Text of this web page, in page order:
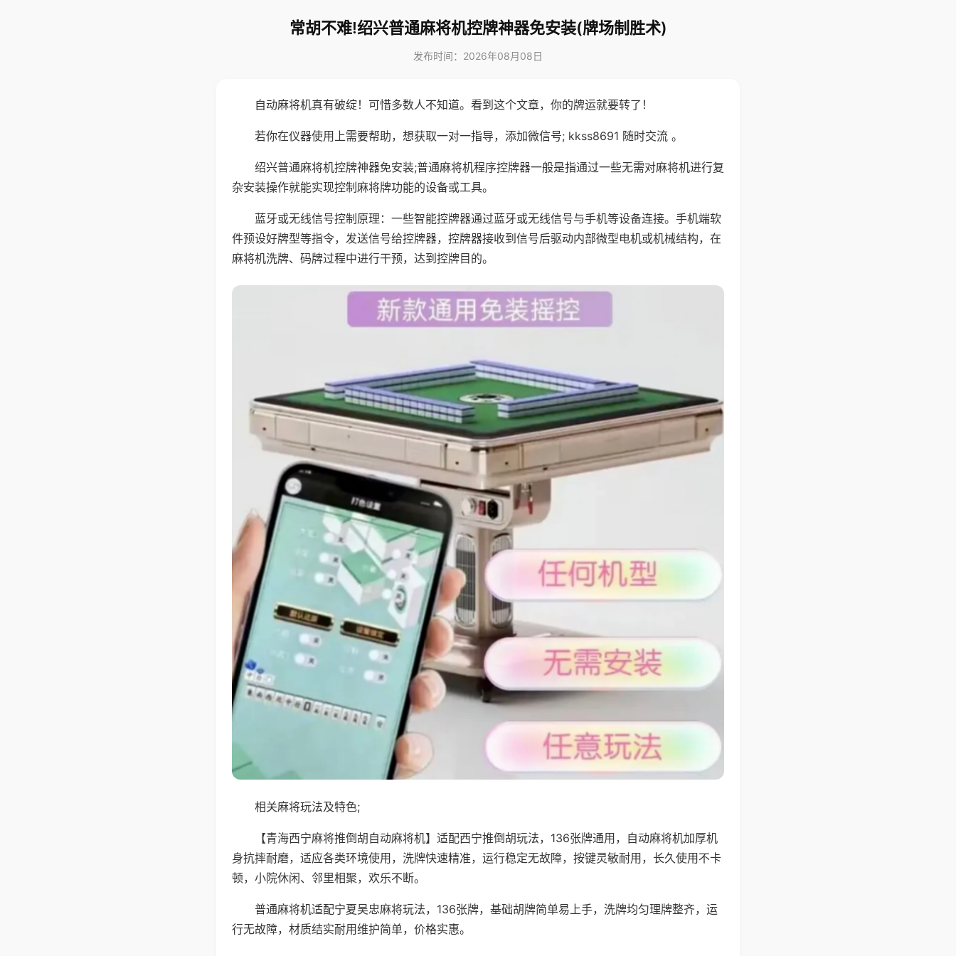
常胡不难!绍兴普通麻将机控牌神器免安装(牌场制胜术)
发布时间：2026年08月08日
自动麻将机真有破绽！可惜多数人不知道。看到这个文章，你的牌运就要转了！
若你在仪器使用上需要帮助，想获取一对一指导，添加微信号; kkss8691 随时交流 。
绍兴普通麻将机控牌神器免安装;普通麻将机程序控牌器一般是指通过一些无需对麻将机进行复
杂安装操作就能实现控制麻将牌功能的设备或工具。
蓝牙或无线信号控制原理：一些智能控牌器通过蓝牙或无线信号与手机等设备连接。手机端软
件预设好牌型等指令，发送信号给控牌器，控牌器接收到信号后驱动内部微型电机或机械结构，在
麻将机洗牌、码牌过程中进行干预，达到控牌目的。
相关麻将玩法及特色;
【青海西宁麻将推倒胡自动麻将机】适配西宁推倒胡玩法，136张牌通用，自动麻将机加厚机
身抗摔耐磨，适应各类环境使用，洗牌快速精准，运行稳定无故障，按键灵敏耐用，长久使用不卡
顿，小院休闲、邻里相聚，欢乐不断。
普通麻将机适配宁夏吴忠麻将玩法，136张牌，基础胡牌简单易上手，洗牌均匀理牌整齐，运
行无故障，材质结实耐用维护简单，价格实惠。